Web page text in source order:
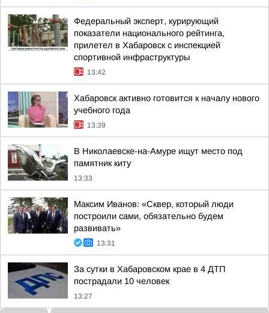
Федеральный эксперт, курирующий
показатели национального рейтинга,
прилетел в Хабаровск с инспекцией
спортивной инфраструктуры
13:42
Хабаровск активно готовится к началу нового
учебного года
13:39
В Николаевске-на-Амуре ищут место под
памятник киту
13:33
Максим Иванов: «Сквер, который люди
построили сами, обязательно будем
развивать»
13:31
За сутки в Хабаровском крае в 4 ДТП
пострадали 10 человек
13:27